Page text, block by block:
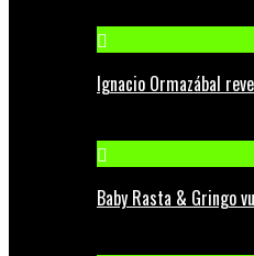
Ignacio Ormazábal
Baby Rasta & Gringo